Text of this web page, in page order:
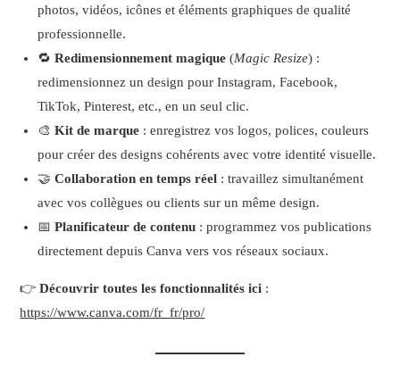
photos, vidéos, icônes et éléments graphiques de qualité
professionnelle.
🔁Redimensionnement magique (Magic Resize) :
redimensionnez un design pour Instagram, Facebook,
TikTok, Pinterest, etc., en un seul clic.
🎨Kit de marque : enregistrez vos logos, polices, couleurs
pour créer des designs cohérents avec votre identité visuelle.
🤝Collaboration en temps réel : travaillez simultanément
avec vos collègues ou clients sur un même design.
📅Planificateur de contenu : programmez vos publications
directement depuis Canva vers vos réseaux sociaux.
👉Découvrir toutes les fonctionnalités ici :
https://www.canva.com/fr_fr/pro/